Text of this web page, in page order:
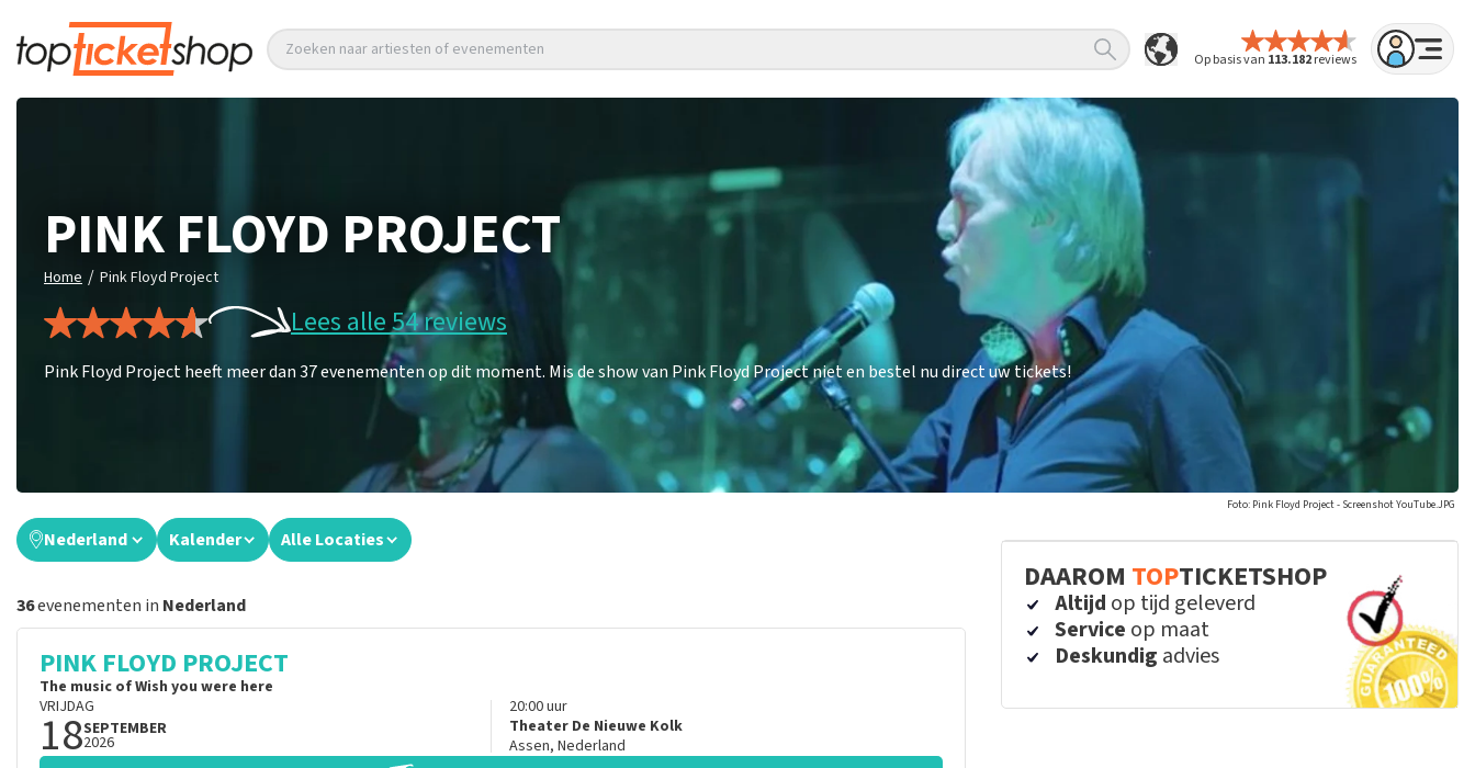
Op basis van 113.182reviews
Zoeken naar artiesten of evenementen
PINK FLOYD PROJECT
Home / Pink Floyd Project
Lees alle 54 reviews
Pink Floyd Project heeft meer dan 37 evenementen op dit moment. Mis de show van Pink Floyd Project niet en bestel nu direct uw tickets!
Foto: Pink Floyd Project - Screenshot YouTube.JPG
Nederland Kalender Alle Locaties
36evenementen in Nederland
PINK FLOYD PROJECT
The music of Wish you were here
VRIJDAG
18SEPTEMBER
2026
20:00uur
Theater De Nieuwe Kolk
Assen, Nederland
DAAROM TOPTICKETSHOP
Altijd op tijd geleverd
Service op maat
Deskundig advies